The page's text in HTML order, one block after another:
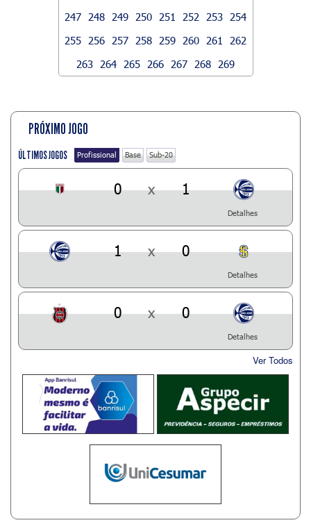
247
248 249 250 251 252 253
254
255
256 257 258 259 260 261
262
263
264 265 266 267 268 269
PRÓXIMO JOGO
ÚLTIMOS JOGOS Profissional Base Sub-20
0 x 1
Detalhes
1 x 0
Detalhes
0 x 0
Detalhes
Ver Todos